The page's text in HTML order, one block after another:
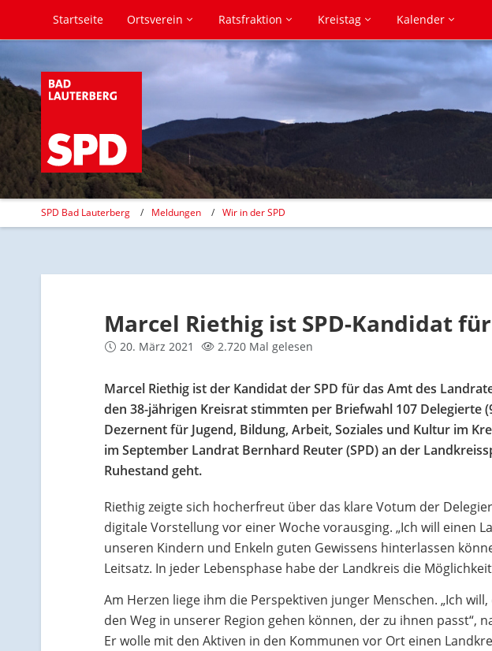
Startseite Ortsverein Ratsfraktion Kreistag Kalender
SPD Bad Lauterberg Meldungen Wir in der SPD
Marcel Riethig ist SPD-Kandidat
20. März 2021 2.720 Mal gelesen
Marcel Riethig ist der Kandidat der SPD für das Amt des
den 38-jährigen Kreisrat stimmten per Briefwahl 107 Delegierte
Dezernent für Jugend, Bildung, Arbeit, Soziales und Kultur im
im September Landrat Bernhard Reuter (SPD) an der
Ruhestand geht.
Riethig zeigte sich hocherfreut über das klare Votum der
digitale Vorstellung vor einer Woche vorausging. „Ich will einen
unseren Kindern und Enkeln guten Gewissens hinterlassen
Leitsatz. In jeder Lebensphase habe der Landkreis die
Am Herzen liege ihm die Perspektiven junger Menschen. „Ich
den Weg in unserer Region gehen können, der zu ihnen passt“,
Er wolle mit den Aktiven in den Kommunen vor Ort einen